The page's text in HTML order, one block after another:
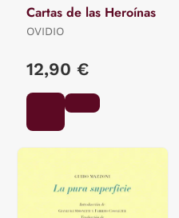
Cartas de las Heroínas
OVIDIO
12,90 €